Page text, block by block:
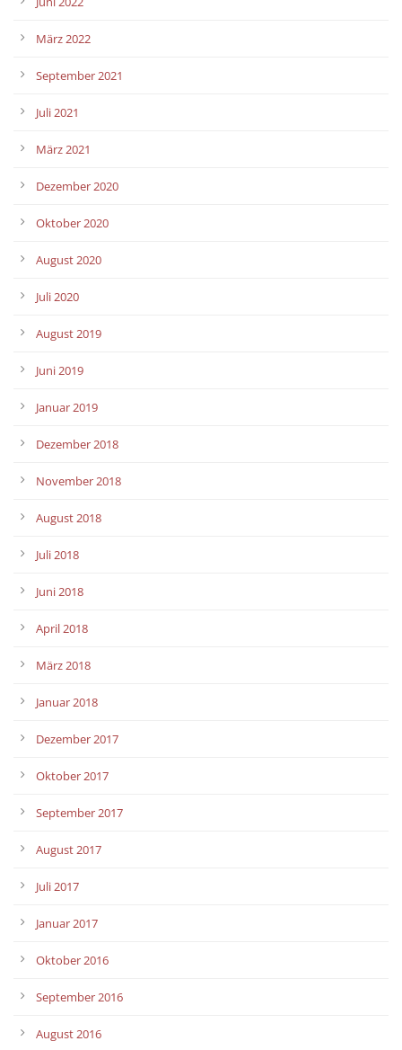
März 2022
September 2021
Juli 2021
März 2021
Dezember 2020
Oktober 2020
August 2020
Juli 2020
August 2019
Juni 2019
Januar 2019
Dezember 2018
November 2018
August 2018
Juli 2018
Juni 2018
April 2018
März 2018
Januar 2018
Dezember 2017
Oktober 2017
September 2017
August 2017
Juli 2017
Januar 2017
Oktober 2016
September 2016
August 2016